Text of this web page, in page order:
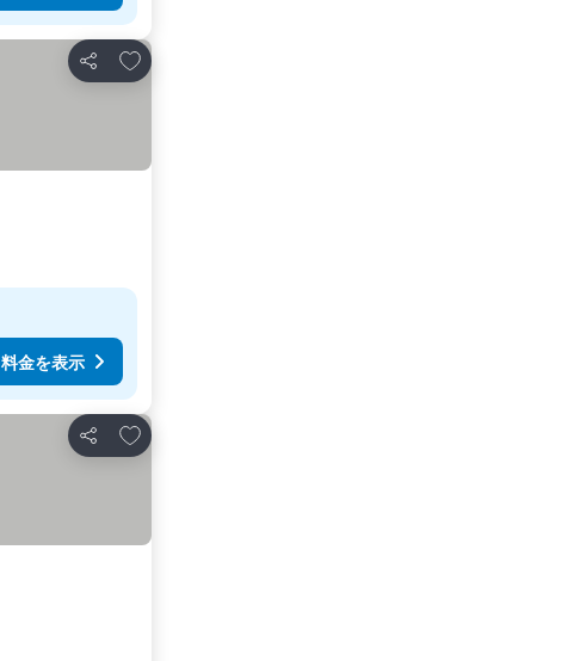
シェア
お気に入りに追加
料金を表示
シェア
お気に入りに追加